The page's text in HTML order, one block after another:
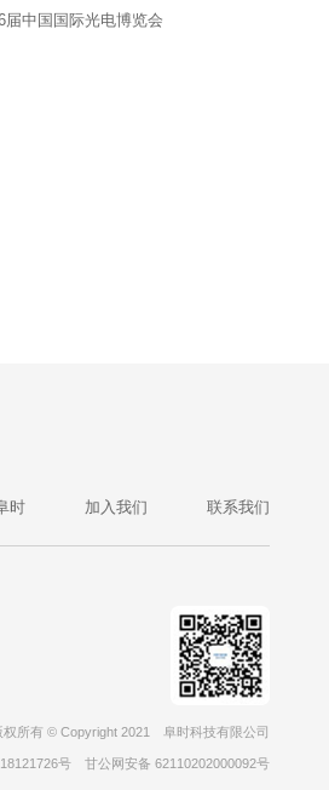
中国国际光电博览会
时 加入我们 联系我们
权所有 © Copyright 2021 阜时科技有限公司
号 甘公网安备 62110202000092号